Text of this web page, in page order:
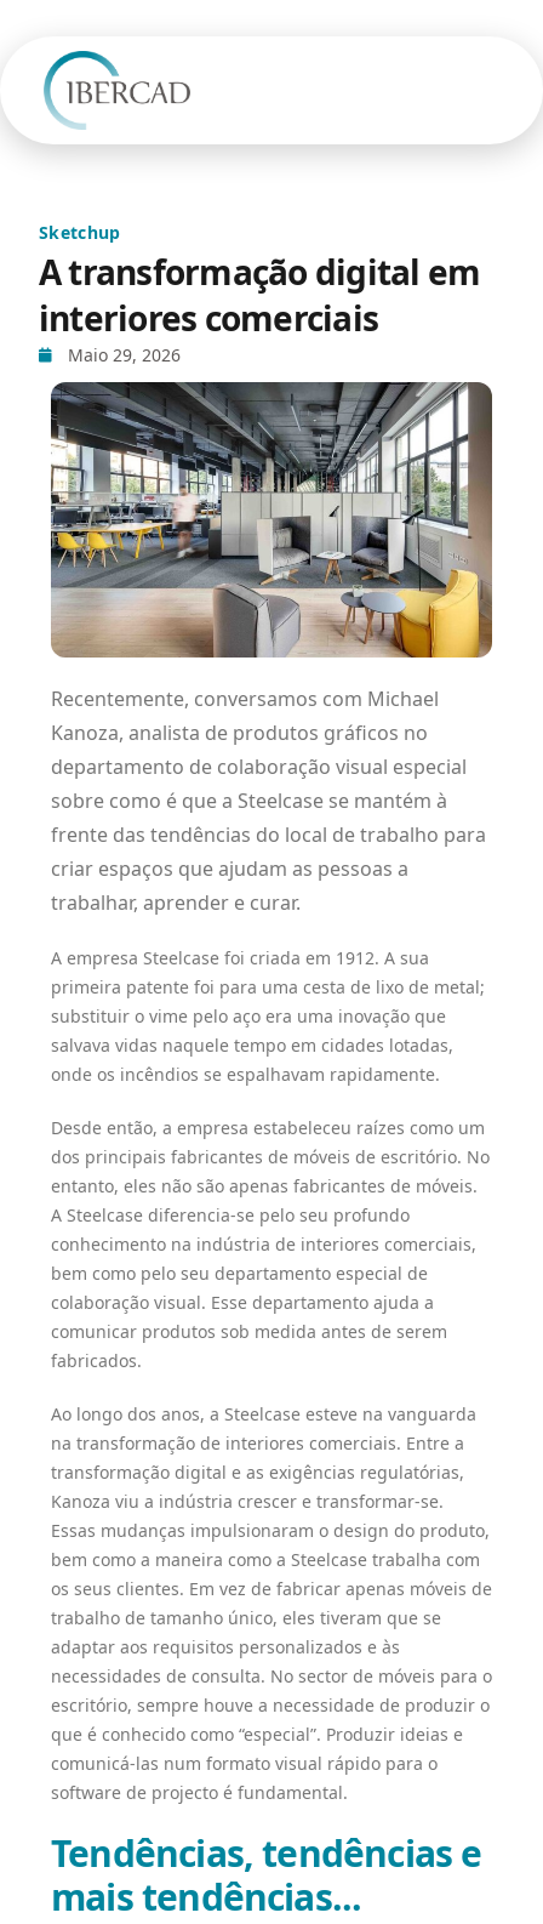
Sketchup
A transformação digital em
interiores comerciais
Maio 29, 2026
Recentemente, conversamos com Michael
Kanoza, analista de produtos gráficos no
departamento de colaboração visual especial
sobre como é que a Steelcase se mantém à
frente das tendências do local de trabalho para
criar espaços que ajudam as pessoas a
trabalhar, aprender e curar.
A empresa Steelcase foi criada em 1912. A sua
primeira patente foi para uma cesta de lixo de metal;
substituir o vime pelo aço era uma inovação que
salvava vidas naquele tempo em cidades lotadas,
onde os incêndios se espalhavam rapidamente.
Desde então, a empresa estabeleceu raízes como um
dos principais fabricantes de móveis de escritório. No
entanto, eles não são apenas fabricantes de móveis.
A Steelcase diferencia-se pelo seu profundo
conhecimento na indústria de interiores comerciais,
bem como pelo seu departamento especial de
colaboração visual. Esse departamento ajuda a
comunicar produtos sob medida antes de serem
fabricados.
Ao longo dos anos, a Steelcase esteve na vanguarda
na transformação de interiores comerciais. Entre a
transformação digital e as exigências regulatórias,
Kanoza viu a indústria crescer e transformar-se.
Essas mudanças impulsionaram o design do produto,
bem como a maneira como a Steelcase trabalha com
os seus clientes. Em vez de fabricar apenas móveis de
trabalho de tamanho único, eles tiveram que se
adaptar aos requisitos personalizados e às
necessidades de consulta. No sector de móveis para o
escritório, sempre houve a necessidade de produzir o
que é conhecido como “especial”. Produzir ideias e
comunicá-las num formato visual rápido para o
software de projecto é fundamental.
Tendências, tendências e
mais tendências...